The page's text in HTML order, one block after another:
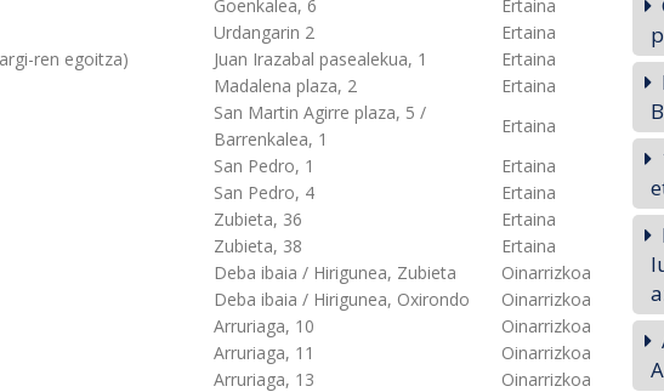
Goenkalea, 6
Ertaina
Urdangarin 2
Ertaina
ren egoitza)
Juan Irazabal pasealekua, 1
Ertaina
Madalena plaza, 2
Ertaina
San Martin Agirre plaza, 5 /
Barrenkalea, 1
Ertaina
San Pedro, 1
Ertaina
San Pedro, 4
Ertaina
Zubieta, 36
Ertaina
Zubieta, 38
Ertaina
Deba ibaia / Hirigunea, Zubieta
Oinarrizkoa
Deba ibaia / Hirigunea, Oxirondo
Oinarrizkoa
Arruriaga, 10
Oinarrizkoa
Arruriaga, 11
Oinarrizkoa
Arruriaga, 13
Oinarrizkoa